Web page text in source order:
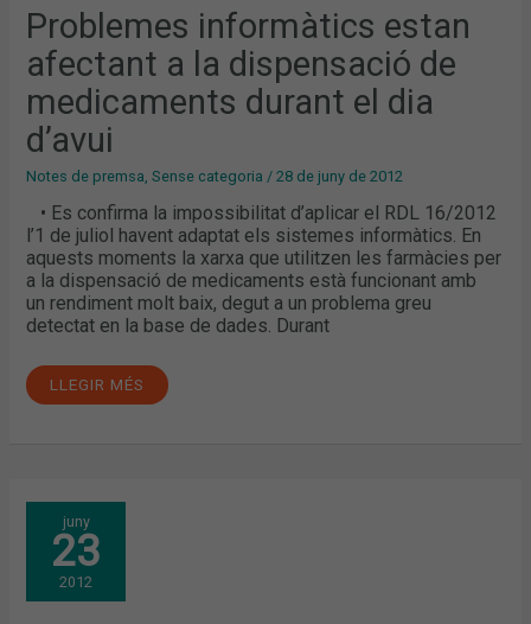
Problemes informàtics estan
afectant a la dispensació de
medicaments durant el dia
d’avui
Notes de premsa ,Sense categoria /28 de juny de 2012
• Es confirma la impossibilitat d’aplicar el RDL 16/2012
l’1 de juliol havent adaptat els sistemes informàtics. En
aquests moments la xarxa que utilitzen les farmàcies per
a la dispensació de medicaments està funcionant amb
un rendiment molt baix, degut a un problema greu
detectat en la base de dades. Durant
MEDICAMENTS
DURANT
EL
DIA
D’AVUI
LLEGIR MÉS
juny
23
2012
LES
FARMÀCIES
SUPEREN
AMB
ALGUNES
INCIDÈNCIES
EL